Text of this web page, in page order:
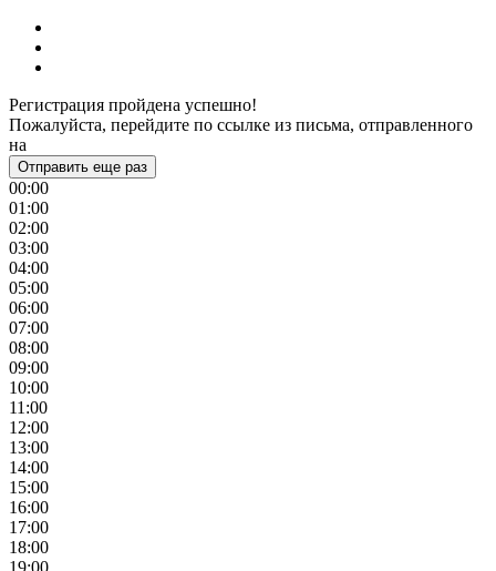
Регистрация пройдена успешно!
Пожалуйста, перейдите по ссылке из письма, отправленного
на
Отправить еще раз
00:00
01:00
02:00
03:00
04:00
05:00
06:00
07:00
08:00
09:00
10:00
11:00
12:00
13:00
14:00
15:00
16:00
17:00
18:00
19:00